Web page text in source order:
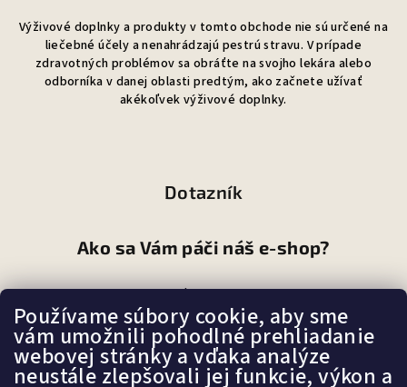
Používame súbory cookie, aby sme
vám umožnili pohodlné prehliadanie
webovej stránky a vďaka analýze
neustále zlepšovali jej funkcie, výkon a
Výživové doplnky a produkty v tomto obchode nie sú určené na
liečebné účely a nenahrádzajú pestrú stravu. V prípade
zdravotných problémov sa obráťte na svojho lekára alebo
odborníka v danej oblasti predtým, ako začnete užívať
akékoľvek výživové doplnky.
Dotazník
Ako sa Vám páči náš e-shop?
Veľmi pekný
(87%)
Ujde to
(7%)
Nepáči sa mi